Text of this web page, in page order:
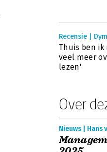
Recensie |
Thuis ben ik
veel meer
lezen'
Over
Nieuws | Hans